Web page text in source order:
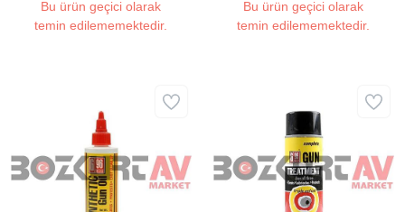
Bu ürün geçici olarak
temin edilememektedir.
Bu ürün geçici olarak
temin edilememektedir.